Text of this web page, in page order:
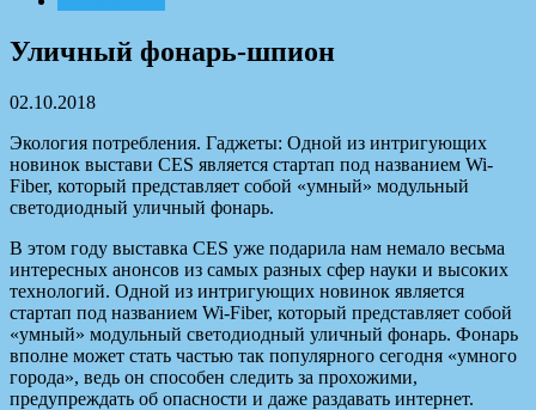
Уличный фонарь-шпион
02.10.2018
Экология потребления. Гаджеты: Одной из интригующих
новинок выстави CES является стартап под названием Wi-
Fiber, который представляет собой «умный» модульный
светодиодный уличный фонарь.
В этом году выставка CES уже подарила нам немало весьма
интересных анонсов из самых разных сфер науки и высоких
технологий. Одной из интригующих новинок является
стартап под названием Wi-Fiber, который представляет собой
«умный» модульный светодиодный уличный фонарь. Фонарь
вполне может стать частью так популярного сегодня «умного
города», ведь он способен следить за прохожими,
предупреждать об опасности и даже раздавать интернет.